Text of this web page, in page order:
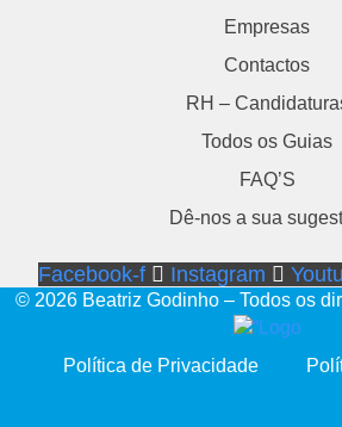
Empresas
Contactos
RH –
Todos os Guias
FAQ’S
Dê-nos a sua
Facebook-f Instagram
© 2026 Beatriz Godinho – Todos os
Política de Privacidade